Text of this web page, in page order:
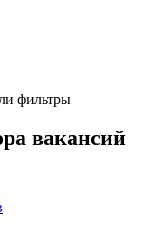
фильтры
вакансий